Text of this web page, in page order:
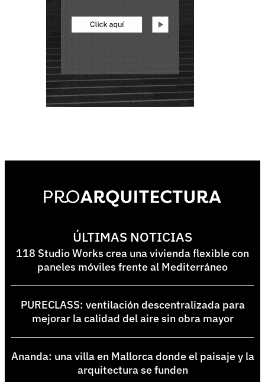
ÚLTIMAS NOTICIAS
118 Studio Works crea una vivienda flexible con
paneles móviles frente al Mediterráneo
PURECLASS: ventilación descentralizada para
mejorar la calidad del aire sin obra mayor
Ananda: una villa en Mallorca donde el paisaje y la
arquitectura se funden